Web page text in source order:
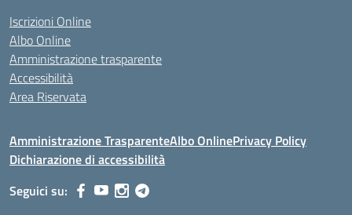
Iscrizioni Online
Albo Online
Amministrazione trasparente
Accessibilità
Area Riservata
Amministrazione TrasparenteAlbo OnlinePrivacy Policy
Dichiarazione di accessibilità
Seguici su: